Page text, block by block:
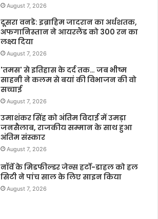
August 7, 2026
दूसरा वनडे: इब्राहिम जादरान का अर्धशतक,
अफगानिस्तान ने आयरलैंड को 300 रन का
लक्ष्य दिया
August 7, 2026
'तमस' से इतिहास के दर्द तक… जब भीष्म
साहनी ने कलम से बयां की विभाजन की वो
सच्चाई
August 7, 2026
उमाशंकर सिंह को अंतिम विदाई में उमड़ा
जनसैलाब, राजकीय सम्मान के साथ हुआ
अंतिम संस्कार
August 7, 2026
नॉर्वे के मिडफील्डर जेन्स हर्टो-डाहल को हल
सिटी ने पांच साल के लिए साइन किया
August 7, 2026